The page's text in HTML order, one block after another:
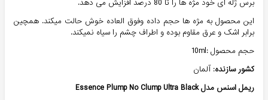
برس ژله ای خود مژه ها را تا 80 درصد افزایش می دهد.
این محصول به مژه ها حجم داده وفوق العاده خوش حالت میکند. همچین
برابر اشک و عرق مقاوم بوده و اطراف چشم را سیاه نمیکند.
حجم محصول :10ml
کشور سازنده: آلمان
ریمل اسنس مدل Essence Plump No Clump Ultra Black